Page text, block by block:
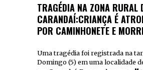
TRAGÉDIA NA ZONA RURAL
CARANDAÍ:CRIANÇA É
POR CAMINHONETE E
Uma tragédia foi registrada na
Domingo (5) em uma localidade